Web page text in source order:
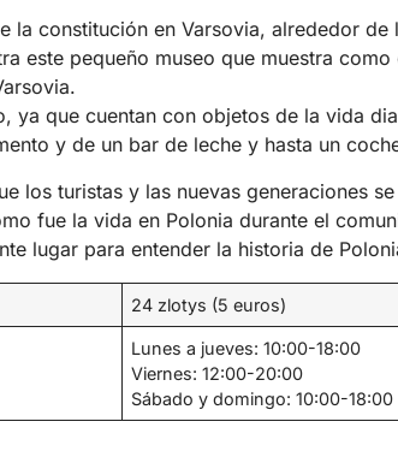
la constitución en Varsovia, alrededor de
este pequeño museo que muestra
ya que cuentan con objetos de la vida
y de un bar de leche y hasta un
los turistas y las nuevas generaciones
fue la vida en Polonia durante el
lugar para entender la historia de
24 zlotys (5 euros)
Lunes a jueves: 10:00-18:00
Viernes: 12:00-20:00
Sábado y domingo: 10:00-18:00